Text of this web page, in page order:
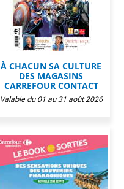
À CHACUN SA CULTURE
DES MAGASINS
CARREFOUR CONTACT
Valable du 01 au 31 août 2026